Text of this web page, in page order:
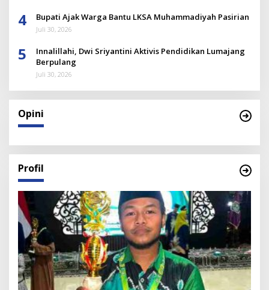
4 Bupati Ajak Warga Bantu LKSA Muhammadiyah Pasirian
Juli 30, 2026
5
Innalillahi, Dwi Sriyantini Aktivis Pendidikan Lumajang
Berpulang
Juli 30, 2026
Opini
Profil